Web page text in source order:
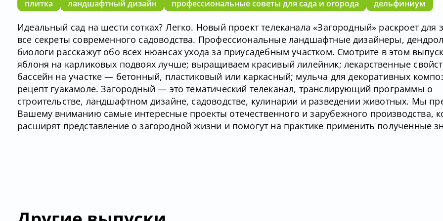
плитка ландшафтный дизайн профессиональные советы для сада и огорода дельфиниум
Идеальный сад на шести сотках? Легко. Новый проект телеканала «Загородный» раскроет для
все секреты современного садоводства. Профессиональные ландшафтные дизайнеры,
биологи расскажут обо всех нюансах ухода за приусадебным участком. Смотрите в этом
яблоня на карликовых подвоях лучше; выращиваем красивый лилейник; лекарственные
бассейн на участке — бетонный, пластиковый или каркасный; мульча для декоративных
рецепт гуакамоле. Загородный — это тематический телеканал, транслирующий программы о
строительстве, ландшафтном дизайне, садоводстве, кулинарии и разведении животных. Мы
Вашему вниманию самые интересные проекты отечественного и зарубежного производства,
расширят представление о загородной жизни и помогут на практике применить полученные